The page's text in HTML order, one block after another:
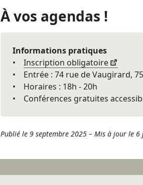
Àvos agendas !
Informations pratiques
• Inscription obligatoire
• Entrée : 74 rue de Vaugirard,
• Horaires : 18h - 20h
• Conférences gratuites
Publié le 9 septembre 2025 – Mis à jour le 6